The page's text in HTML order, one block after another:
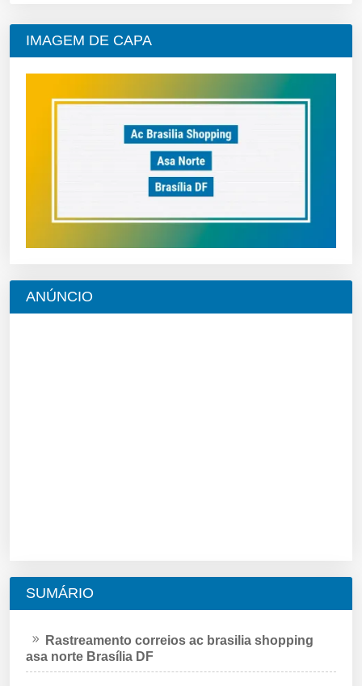
IMAGEM DE CAPA
ANÚNCIO
SUMÁRIO
Rastreamento correios ac brasilia shopping
asa norte Brasília DF